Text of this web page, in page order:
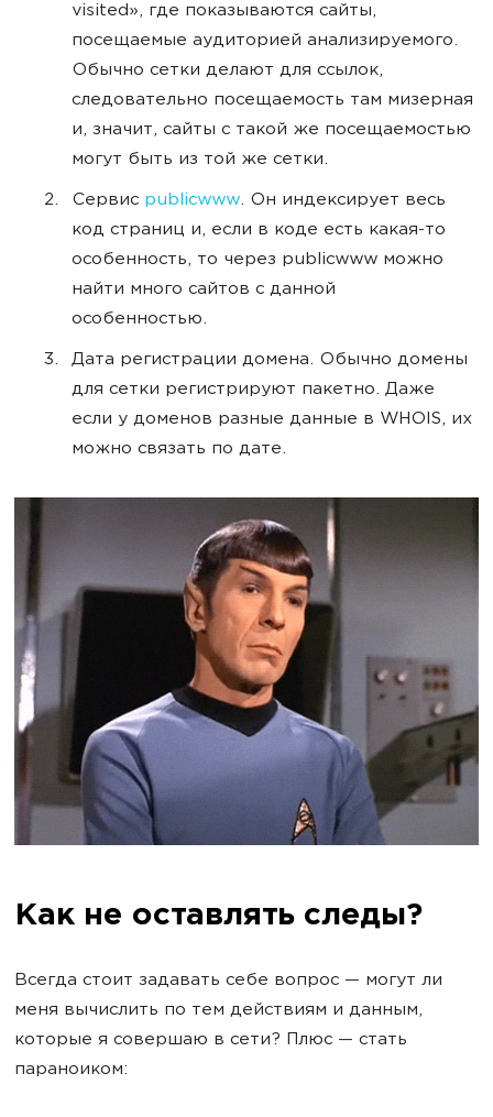
visited», где показываются сайты,
посещаемые аудиторией анализируемого.
Обычно сетки делают для ссылок,
следовательно посещаемость там мизерная
и, значит, сайты с такой же посещаемостью
могут быть из той же сетки.
Сервис publicwww. Он индексирует весь
код страниц и, если в коде есть какая-то
особенность, то через publicwww можно
найти много сайтов с данной
особенностью.
Дата регистрации домена. Обычно домены
для сетки регистрируют пакетно. Даже
если у доменов разные данные в WHOIS, их
можно связать по дате.
Как не оставлять следы?
Всегда стоит задавать себе вопрос — могут ли
меня вычислить по тем действиям и данным,
которые я совершаю в сети? Плюс — стать
параноиком: